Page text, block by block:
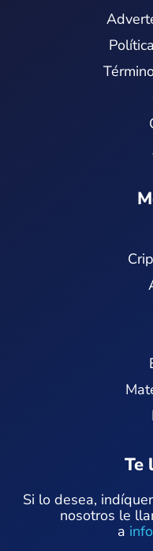
Te
Si lo desea,
nosotros le
a